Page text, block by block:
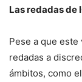
Las redadas de
Pese a que
redadas a
ámbitos, como